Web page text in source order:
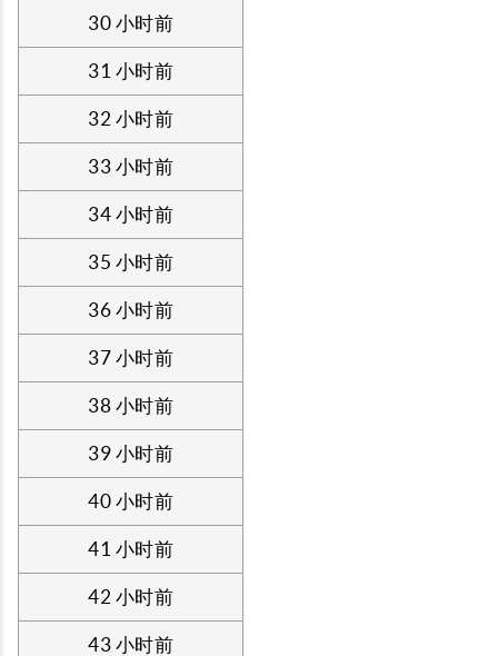
30 小时前
31 小时前
32 小时前
33 小时前
34 小时前
35 小时前
36 小时前
37 小时前
38 小时前
39 小时前
40 小时前
41 小时前
42 小时前
43 小时前